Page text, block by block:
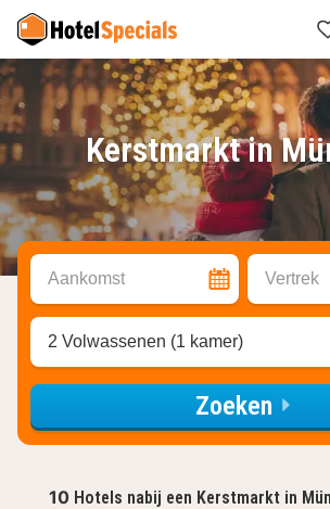
Kerstmarkt in
Aankomst Vertrek
2 Volwassenen (1 kamer)
Zoeken
10 Hotels nabij een Kerstmarkt in